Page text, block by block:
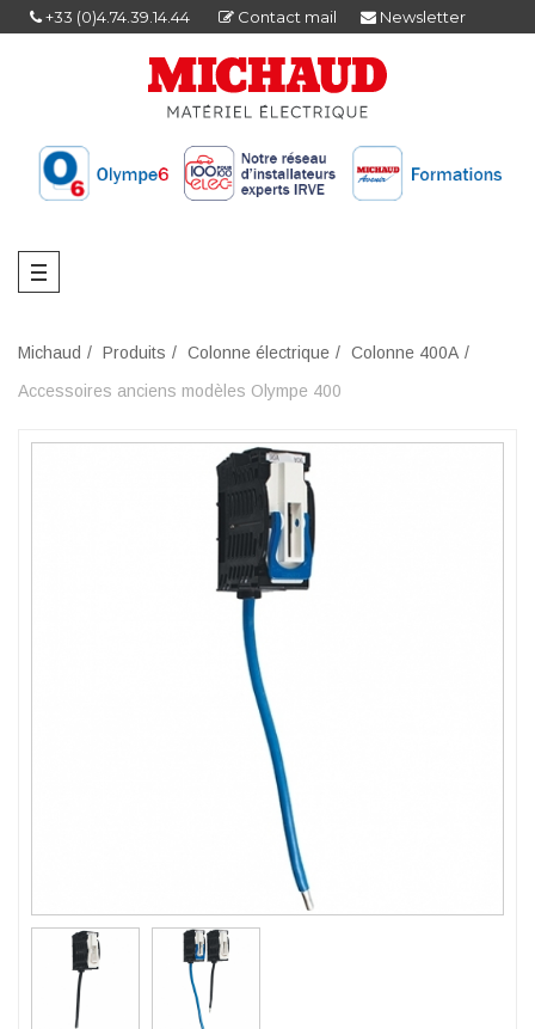
+33 (0)4.74.39.14.44 Contact mail Newsletter
Michaud Produits Colonne électrique
Colonne 400A
Accessoires anciens modèles Olympe 400